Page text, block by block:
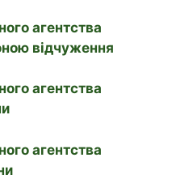
агентства
відчуження
агентства
агентства